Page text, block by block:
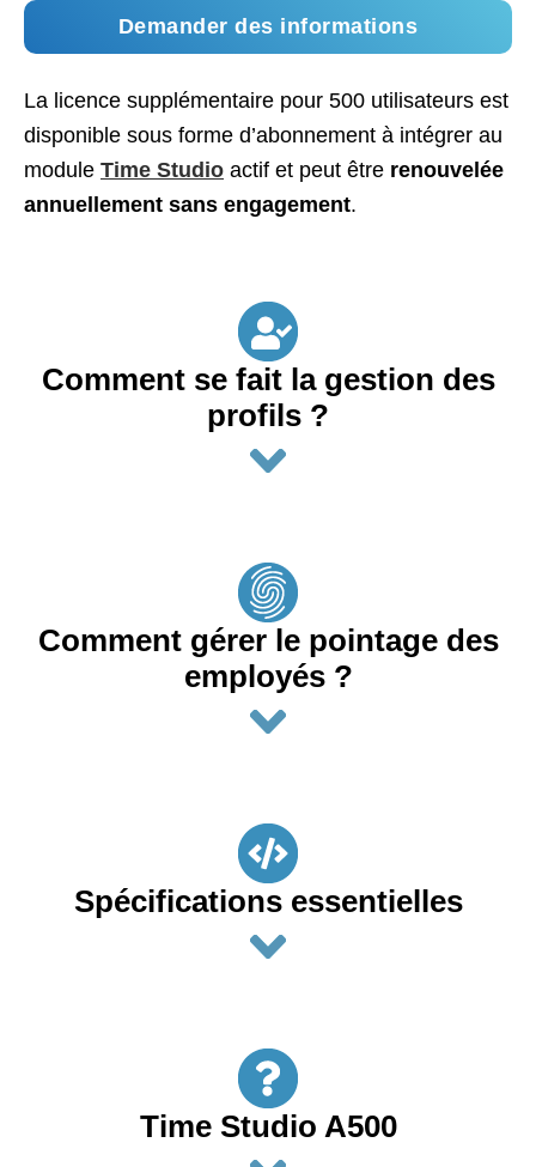
Demander des informations
La licence supplémentaire pour 500 utilisateurs est
disponible sous forme d’abonnement à intégrer au
module Time Studio actif et peut être renouvelée
annuellement sans engagement.
Comment se fait la gestion des
profils ?
Comment gérer le pointage des
employés ?
Spécifications essentielles
Time Studio A500